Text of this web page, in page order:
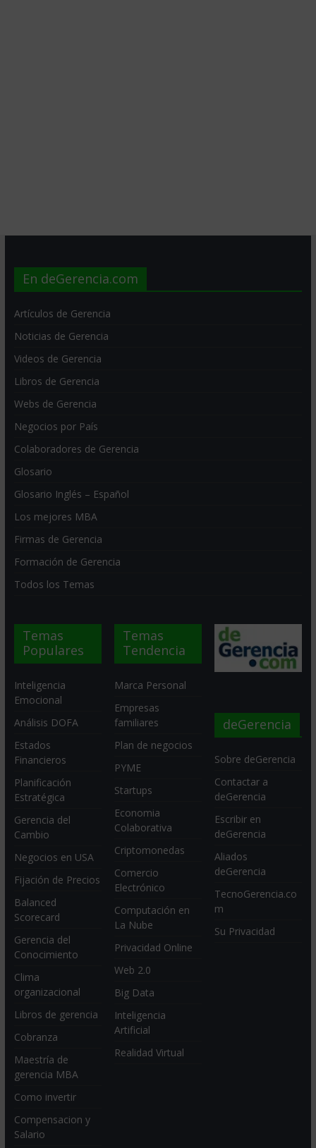
En deGerencia.com
Artículos de Gerencia
Noticias de Gerencia
Videos de Gerencia
Libros de Gerencia
Webs de Gerencia
Negocios por País
Colaboradores de Gerencia
Glosario
Glosario Inglés – Español
Los mejores MBA
Firmas de Gerencia
Formación de Gerencia
Todos los Temas
Temas
Populares
Inteligencia
Emocional
Análisis DOFA
Estados
Financieros
Planificación
Estratégica
Gerencia del
Cambio
Negocios en USA
Fijación de Precios
Balanced
Scorecard
Gerencia del
Conocimiento
Clima
organizacional
Libros de gerencia
Cobranza
Maestría de
gerencia MBA
Como invertir
Compensacion y
Salario
Temas
Tendencia
Marca Personal
Empresas
familiares
Plan de negocios
PYME
Startups
Economia
Colaborativa
Criptomonedas
Comercio
Electrónico
Computación en
La Nube
Privacidad Online
Web 2.0
Big Data
Inteligencia
Artificial
Realidad Virtual
deGerencia
Sobre deGerencia
Contactar a
deGerencia
Escribir en
deGerencia
Aliados
deGerencia
TecnoGerencia.co
m
Su Privacidad